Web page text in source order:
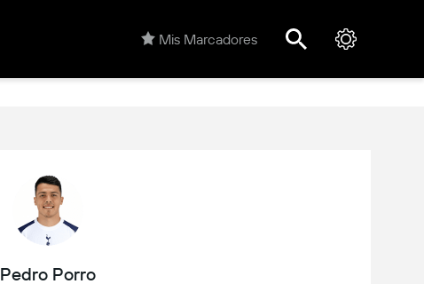
Mis Marcadores
Pedro Porro